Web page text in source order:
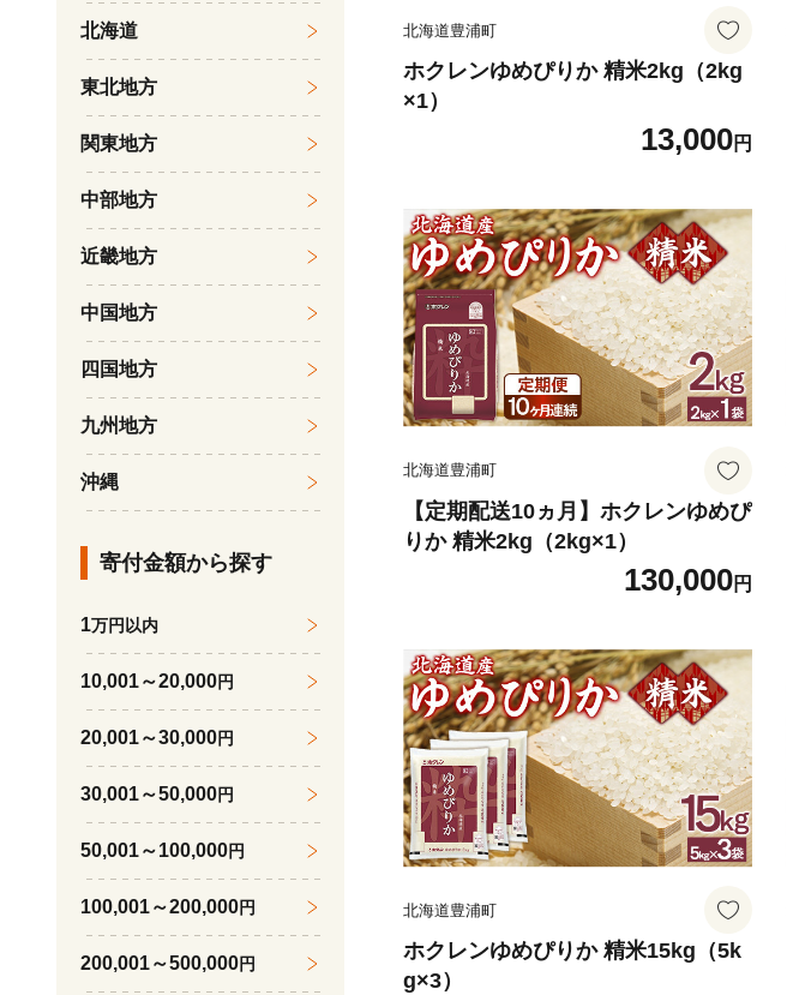
北海道豊浦町
ホクレンゆめぴりか 精米2kg（2kg
×1）
13,000円
北海道豊浦町
【定期配送10ヵ月】ホクレンゆめぴ
りか 精米2kg（2kg×1）
130,000円
北海道豊浦町
ホクレンゆめぴりか 精米15kg（5k
g×3）
北海道
東北地方
関東地方
中部地方
近畿地方
中国地方
四国地方
九州地方
沖縄
寄付金額から探す
1万円以内
10,001～20,000円
20,001～30,000円
30,001～50,000円
50,001～100,000円
100,001～200,000円
200,001～500,000円